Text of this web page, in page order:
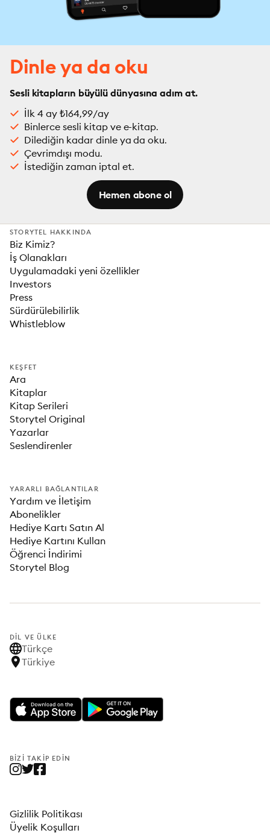
Dinle ya da oku
Sesli kitapların büyülü dünyasına adım at.
İlk 4 ay ₺164,99/ay
Binlerce sesli kitap ve e-kitap.
Dilediğin kadar dinle ya da oku.
Çevrimdışı modu.
İstediğin zaman iptal et.
Hemen abone ol
STORYTEL HAKKINDA
Biz Kimiz?
İş Olanakları
Uygulamadaki yeni özellikler
Investors
Press
Sürdürülebilirlik
Whistleblow
KEŞFET
Ara
Kitaplar
Kitap Serileri
Storytel Original
Yazarlar
Seslendirenler
YARARLI BAĞLANTILAR
Yardım ve İletişim
Abonelikler
Hediye Kartı Satın Al
Hediye Kartını Kullan
Öğrenci İndirimi
Storytel Blog
DIL VE ÜLKE
Türkçe
Türkiye
BIZI TAKIP EDIN
Gizlilik Politikası
Üyelik Koşulları